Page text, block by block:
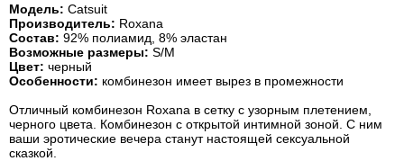
Модель: Catsuit
Производитель: Roxana
Состав: 92% полиамид, 8% эластан
Возможные размеры: S/M
Цвет: черный
Особенности: комбинезон имеет вырез в промежности
Отличный комбинезон Roxana в сетку с узорным плетением,
черного цвета. Комбинезон с открытой интимной зоной. С ним
ваши эротические вечера станут настоящей сексуальной
сказкой.